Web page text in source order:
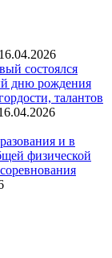
16.04.2026
состоялся
дню рождения
талантов
и в
физической